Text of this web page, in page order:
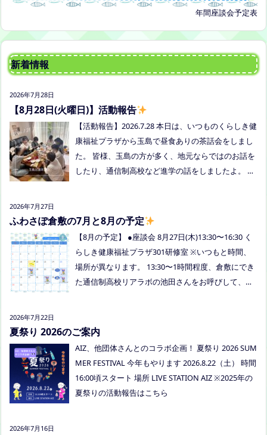
年間座談会予定表
新着情報
2026年7月28日
【8月28日(火曜日)】活動報告
【活動報告】2026.7.28 本日は、いつものくらしき健
康福祉プラザから玉島で昼食ありの茶話会をしまし
た。 皆様、玉島の方が多く、地元ならではのお話を
したり、通信制高校など進学の話をしましたよ。 通
ていただく予定にしていますので、ご興味のある方
2026年7月27日
ふわさぽ倉敷の7月と8月の予定
【8月の予定】 ●座談会 8月27日(木)13:30〜16:30 く
らしき健康福祉プラザ301研修室 ※いつもと時間、
場所が異なります。 13:30〜1時間程度、倉敷にでき
た通信制高校リアラボの池田さんをお呼びして、通
でお知らせください。 ●スナックふわさぽ(夜のごは
まつフリースクール(岡山市南区植松312-6) 参加者：
2026年7月22日
夏祭り 2026のご案内
AIZ、他団体さんとのコラボ企画！ 夏祭り 2026 SUM
MER FESTIVAL 今年もやります 2026.8.22（土） 時間
16:00頃スタート 場所 LIVE STATION AIZ ※2025年の
夏祭りの活動報告はこちら
2026年7月16日